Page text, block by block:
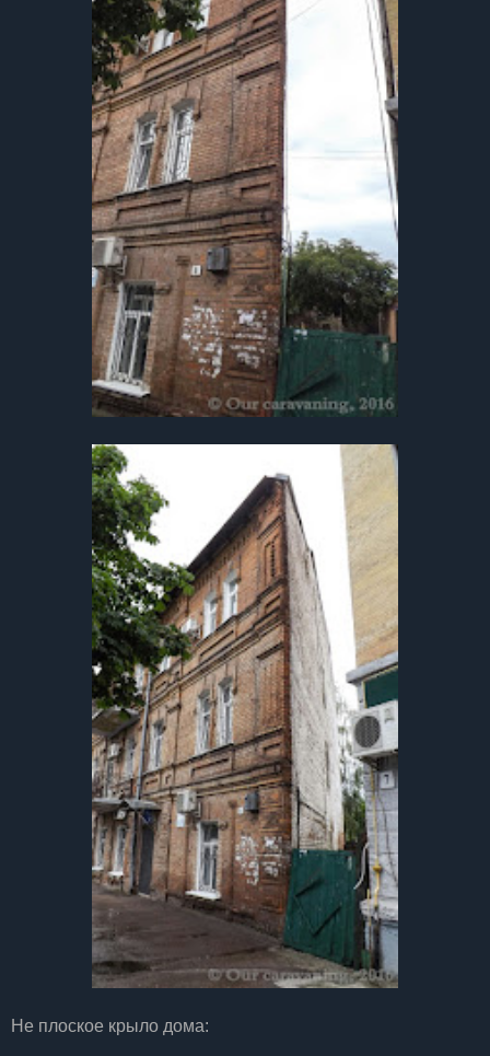
Не плоское крыло дома: